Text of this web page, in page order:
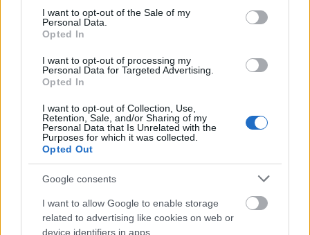
consent section.
I want to opt-out of the Sale of my
Personal Data.
Opted In
I want to opt-out of processing my
Personal Data for Targeted Advertising.
Opted In
I want to opt-out of Collection, Use,
Retention, Sale, and/or Sharing of my
Personal Data that Is Unrelated with the
Purposes for which it was collected.
Opted Out
Google consents
I want to allow Google to enable storage
related to advertising like cookies on web or
device identifiers in apps.